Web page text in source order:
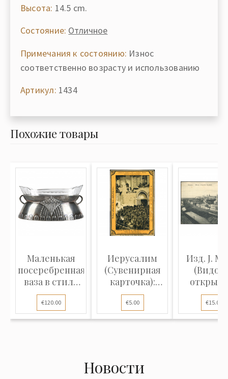
Высота: 14.5 cm.
Состояние: Отличное
Примечания к состоянию: Износ
соответственно возрасту и использованию
Артикул: 1434
Похожие товары
Маленькая
посеребренная
ваза в стиле
Ар-Нуво
€120.00
Иерусалим
(Сувенирная
карточка):
Церемония
ом...
€5.00
Изд. J. M.
€15.00
Новости